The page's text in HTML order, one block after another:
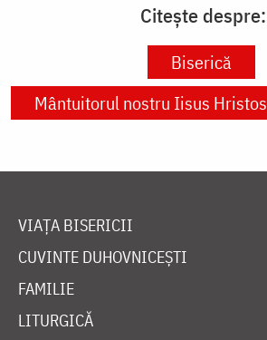
Citește despre:
Biserică
Mântuitorul nostru Iisus Hristos
VIAȚA BISERICII
CUVINTE DUHOVNICEȘTI
FAMILIE
LITURGICĂ